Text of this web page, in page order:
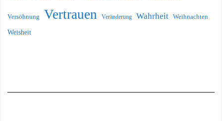
Versöhnung Vertrauen Veränderung Wahrheit Weihnachten
Weisheit